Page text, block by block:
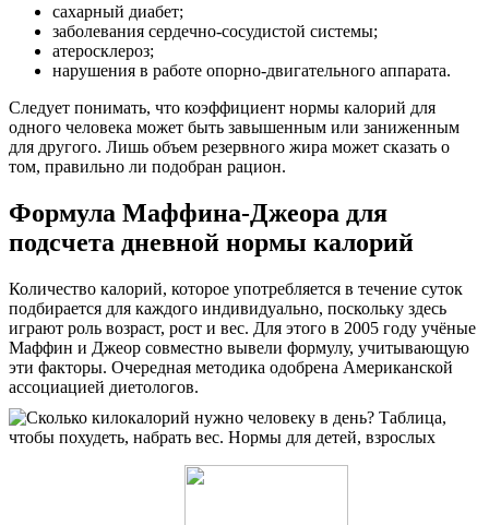
сахарный диабет;
заболевания сердечно-сосудистой системы;
атеросклероз;
нарушения в работе опорно-двигательного аппарата.
Следует понимать, что коэффициент нормы калорий для
одного человека может быть завышенным или заниженным
для другого. Лишь объем резервного жира может сказать о
том, правильно ли подобран рацион.
Формула Маффина-Джеора для
подсчета дневной нормы калорий
Количество калорий, которое употребляется в течение суток
подбирается для каждого индивидуально, поскольку здесь
играют роль возраст, рост и вес. Для этого в 2005 году учёные
Маффин и Джеор совместно вывели формулу, учитывающую
эти факторы. Очередная методика одобрена Американской
ассоциацией диетологов.